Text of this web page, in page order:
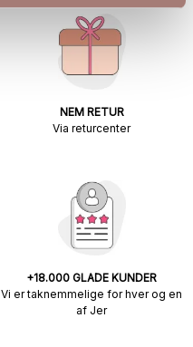
NEM RETUR
Via returcenter
+18.000 GLADE KUNDER
Vi er taknemmelige for hver og en
af Jer